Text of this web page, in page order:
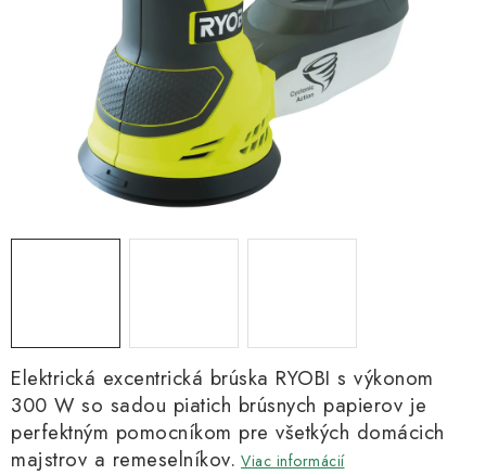
Elektrická excentrická brúska RYOBI s výkonom
300 W so sadou piatich brúsnych papierov je
perfektným pomocníkom pre všetkých domácich
majstrov a remeselníkov. Viac informácií